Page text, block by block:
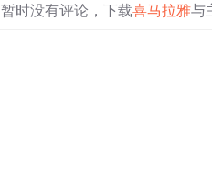
暂时没有评论，下载喜马拉雅与